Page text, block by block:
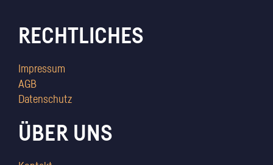
RECHTLICHES
Impressum
AGB
Datenschutz
ÜBER UNS